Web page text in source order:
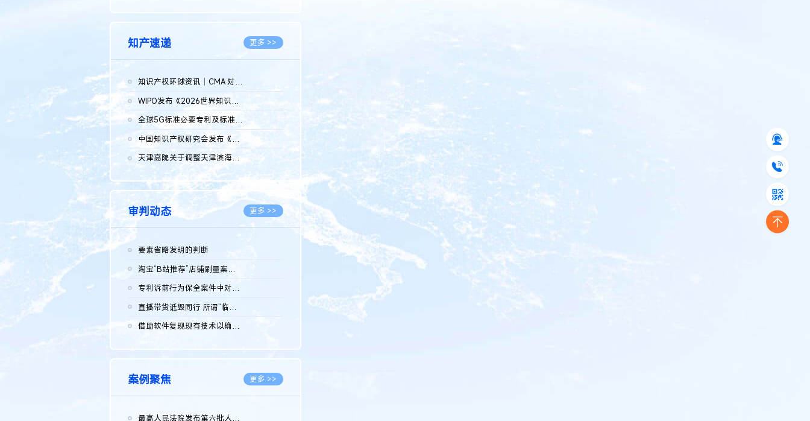
知产速递 更多 >>
知识产权环球资讯｜CMA 对微软发起调查；批量搬运二手平台数据构...
WIPO发布《2026世界知识产权报告》 含报告全文
全球5G标准必要专利及标准提案研究报告（2026年）全文发布
中国知识产权研究会发布《2025年度中国企业海外知识产权纠纷调查...
2026.08.07
天津高院关于调整天津滨海高新技术产业开发区华苑科技园一审普通...
2026.08.07
审判动态 更多 >>
要素省略发明的判断
淘宝“B站推荐”店铺刷量案维持原判，两被告连带赔偿150万元
专利诉前行为保全案件中对仿制药申请人曾作出三类声明的考量及违...
直播带货诋毁同行 所谓“临场发挥”不免责
借助软件复现现有技术以确认相关参数特征是否被公开
案例聚焦 更多 >>
最高人民法院发布第六批人民法院种业知识产权司法保护典型案例 含...